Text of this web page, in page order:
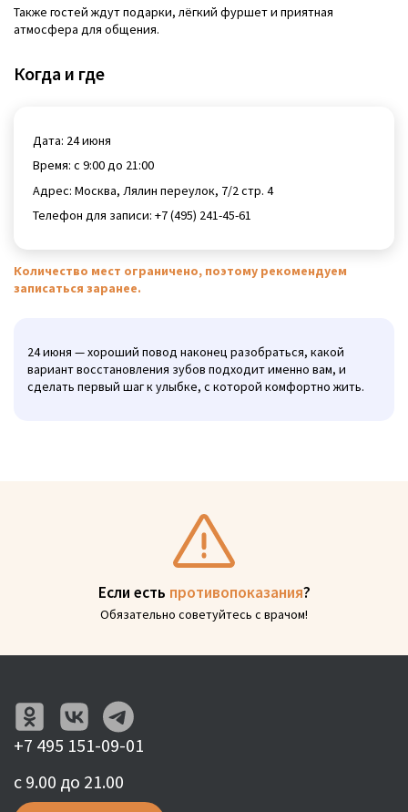
Также гостей ждут подарки, лёгкий фуршет и приятная
атмосфера для общения.
Когда и где
Дата: 24 июня
Время: с 9:00 до 21:00
Адрес: Москва, Лялин переулок, 7/2 стр. 4
Телефон для записи: +7 (495) 241-45-61
Количество мест ограничено, поэтому рекомендуем
записаться заранее.
24 июня — хороший повод наконец разобраться, какой
вариант восстановления зубов подходит именно вам, и
сделать первый шаг к улыбке, с которой комфортно жить.
Если есть противопоказания?
Обязательно советуйтесь с врачом!
+7 495 151-09-01
с 9.00 до 21.00